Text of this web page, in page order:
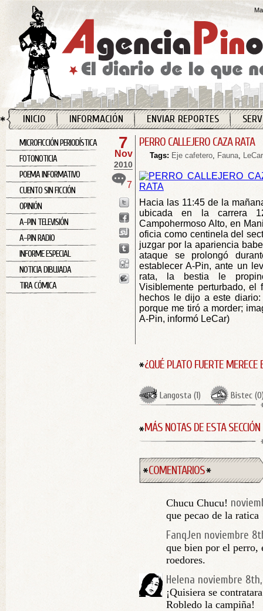
INICIO INFORMACIÓN ENVIAR REPORTES
MICROFICCIÓN PERIODÍSTICA
FOTONOTICIA
POEMA INFORMATIVO
CUENTO SIN FICCIÓN
OPINIÓN
A-PIN TELEVISIÓN
A-PIN RADIO
INFORME ESPECIAL
NOTICIA DIBUJADA
TIRA CÓMICA
7
Nov
2010
7
PERRO CALLEJERO CAZA RATA
Tags: Eje cafetero, Fauna, LeCar
Hacia las 11:45 de la
ubicada en la carrera
Campohermoso Alto, en
oficia como centinela del
juzgar por la apariencia
ataque se prolongó
establecer A-Pin, ante un
rata, la bestia le
Visiblemente perturbado,
hechos le dijo a este
porque me tiró a morder;
A-Pin, informó LeCar)
¿QUÉ PLATO FUERTE MERECE
Langosta (1) Bistec (0
MÁS NOTAS DE ESTA SECCIÓN
COMENTARIOS
Chucu Chucu!
que pecao de la ratica
FanqJen noviembre
que bien por el perro,
roedores.
Helena noviembre
¡Quisiera se
Robledo la campiña!